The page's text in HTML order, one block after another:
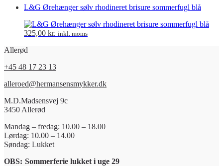
L&G Ørehænger sølv rhodineret brisure sommerfugl blå
325,00 kr. inkl. moms
Allerød
+45 48 17 23 13
alleroed@hermansensmykker.dk
M.D.Madsensvej 9c
3450 Allerød
Mandag – fredag: 10.00 – 18.00
Lørdag: 10.00 – 14.00
Søndag: Lukket
OBS: Sommerferie lukket i uge 29